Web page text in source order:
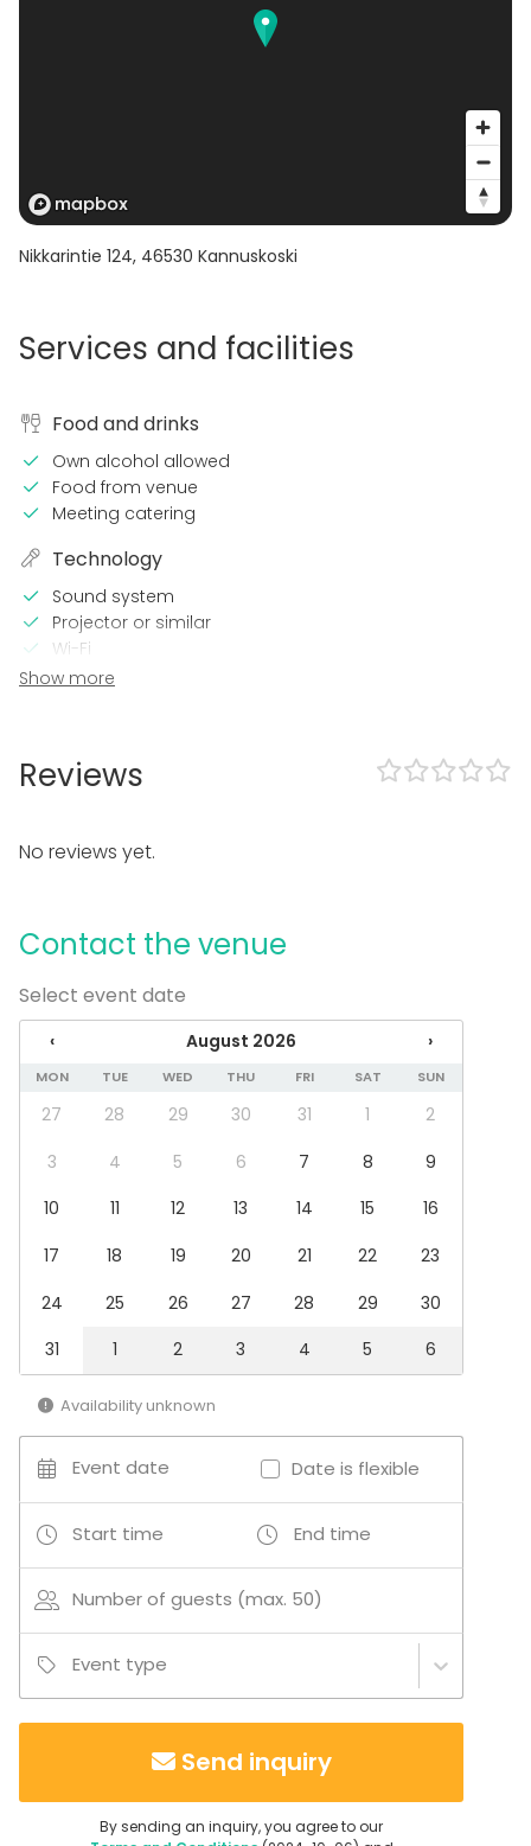
Nikkarintie 124, 46530 Kannuskoski
Services and facilities
Food and drinks
Own alcohol allowed
Food from venue
Meeting catering
Technology
Sound system
Projector or similar
Wi-Fi
In the venue
Accommodation
Loud music OK
Equipment
Dinnerware
Event types
Party
Spa / Wellness / Sauna
Dinner / Lunch
Conference / Seminar
Performance / Show
Cabin trip / Retreat
Christmas Party
Venue type
Banquet hall
Show more
Reviews
No reviews yet.
Contact the venue
Select event date
‹ August 2026 ›
MON TUE WED THU FRI SAT SUN
27 28 29 30 31 1
2
3
4 5 6 7 8
9
10
11 12 13 14 15
16
17
18 19 20 21 22
23
24
25 26 27 28 29
30
31
1 2 3 4 5 6
Availability unknown
Event date Date is flexible
Start time End time
Number of guests (max. 50)
Event type
Send inquiry
By sending an inquiry, you agree to our